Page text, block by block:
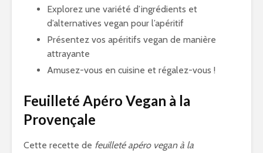
Explorez une variété d’ingrédients et
d’alternatives vegan pour l’apéritif
Présentez vos apéritifs vegan de manière
attrayante
Amusez-vous en cuisine et régalez-vous !
Feuilleté Apéro Vegan à la
Provençale
Cette recette de feuilleté apéro vegan à la